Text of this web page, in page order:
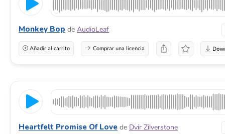
Monkey Bop de AudioLeaf
Añadir al carrito Comprar una licencia
Heartfelt Promise Of Love de Dvir Zilverstone